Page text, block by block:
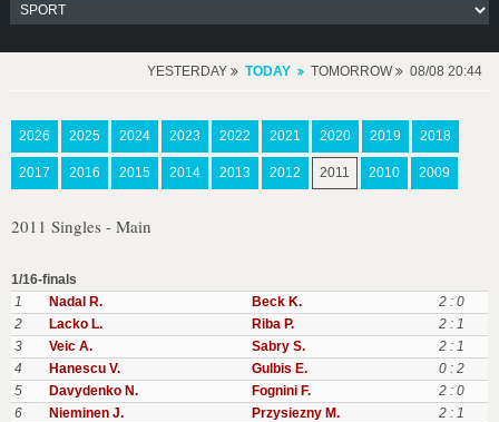
YESTERDAY TODAY TOMORROW 08/08 20:44
2026 2025 2024 2023 2022 2021 2020 2019 2018
2017 2016 2015 2014 2013 2012 2011 2010 2009
2011 Singles - Main
1/16-finals
1
Nadal R. Beck K.
2 : 0
2
Lacko L. Riba P.
2 : 1
3
Veic A. Sabry S.
2 : 1
4
Hanescu V. Gulbis E.
0 : 2
5
Davydenko N. Fognini F.
2 : 0
6
Nieminen J. Przysiezny M.
2 : 1